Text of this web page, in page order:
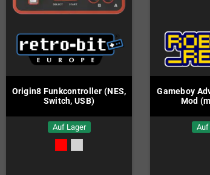
Origin8 Funkcontroller (NES,
Switch, USB)
Auf Lager
Gameboy
Mod
Auf